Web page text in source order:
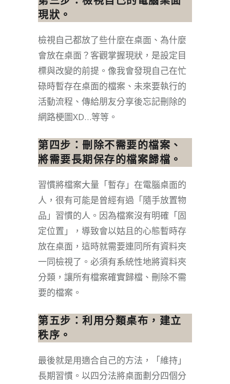
現狀。
檢視自己都放了些什麼在桌面、為什麼
會放在桌面？客觀掌握現狀，是設定目
標與改變的前提。像我會發現自己在忙
碌時暫存在桌面的檔案、未來要執行的
活動流程、傳給朋友分享後忘記刪除的
網路梗圖XD…等等。
第四步：刪除不需要的檔案、
將需要長期保存的檔案歸檔。
習慣將檔案大量「暫存」在電腦桌面的
人，很有可能是曾經有過「隨手放置物
品」習慣的人。因為檔案沒有明確「固
定位置」，導致會以姑且的心態暫時存
放在桌面，這時就需要連同所有資料夾
一同檢視了。必須有系統性地將資料夾
分類，讓所有檔案確實歸檔、刪除不需
要的檔案。
第五步：利用分類桌布，建立
秩序。
最後就是用適合自己的方法，「維持」
長期習慣。以四分法將桌面劃分四個分